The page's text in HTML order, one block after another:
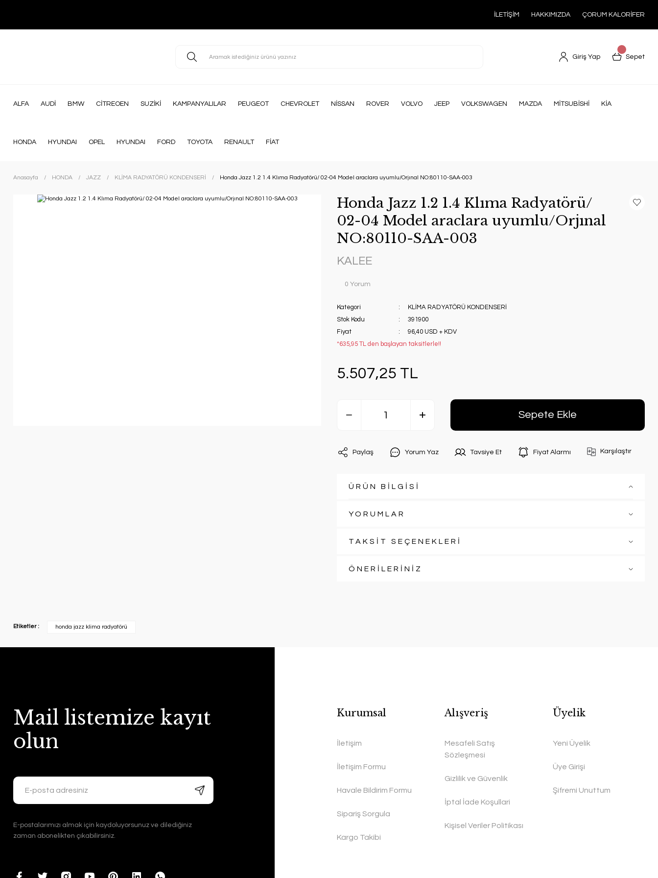
İLETİŞİM HAKKIMIZDA ÇORUM KALORİFER
Giriş Yap Sepet
ALFA AUDİ BMW CİTREOEN SUZİKİ KAMPANYALILAR PEUGEOT CHEVROLET NİSSAN ROVER VOLVO JEEP VOLKSWAGEN MAZDA MİTSUBİSHİ KİA
HONDA HYUNDAI OPEL HYUNDAI FORD TOYOTA RENAULT FİAT
Anasayfa HONDA JAZZ KLİMA RADYATÖRÜ KONDENSERİ Honda Jazz 1.2 1.4 Klıma Radyatörü/ 02-04 Model araclara uyumlu/Orjınal NO:80110-SAA-003
Honda Jazz 1.2 1.4 Klıma Radyatörü/
02-04 Model araclara uyumlu/Orjınal
NO:80110-SAA-003
KALEE
0 Yorum
Kategori
KLİMA RADYATÖRÜ KONDENSERİ
Stok Kodu
391900
Fiyat
96,40 USD + KDV
*635,95 TL den başlayan taksitlerle!!
5.507,25 TL
Sepete Ekle
Paylaş Yorum Yaz Tavsiye Et Fiyat Alarmı Karşılaştır
ÜRÜN BİLGİSİ
YORUMLAR
TAKSİT SEÇENEKLERİ
ÖNERİLERİNİZ
Etiketler : honda jazz klima radyatörü
Mail listemize kayıt
olun
E-postalarımızı almak için kaydoluyorsunuz ve dilediğiniz
zaman abonelikten çıkabilirsiniz.
Kurumsal
İletişim
İletişim Formu
Havale Bildirim Formu
Sipariş Sorgula
Kargo Takibi
Alışveriş
Mesafeli Satış
Sözleşmesi
Gizlilik ve Güvenlik
İptal İade Koşullari
Kişisel Veriler Politikası
Üyelik
Yeni Üyelik
Üye Girişi
Şifremi Unuttum